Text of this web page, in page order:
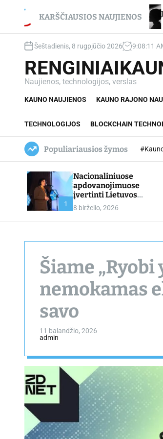
KARŠČIAUSIOS NAUJIENOS
– net du Jupiterio aikštės
Šeštadienis, 8 rugpjūčio 2026 9:08:12
Naujienos, technologijos, verslas
KAUNO NAUJIENOS KAUNO RAJONO
TECHNOLOGIJOS BLOCKCHAIN
Populiariausios žymos
1
Nacionaliniuose
apdovanojimuose
įvertinti Lietuvos
profesinio mokymo
lyderiai
8 birželio, 2026
Šiame
nemokamas
savo
11 balandžio, 2026
admin